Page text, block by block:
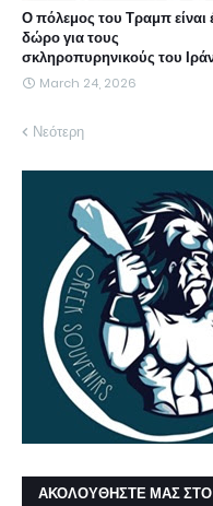
Ο πόλεμος του Τραμπ είναι
δώρο για τους
σκληροπυρηνικούς του
March 24, 2026
Νεότερη
ΑΚΟΛΟΥΘΗΣΤΕ ΜΑΣ ΣΤΟ